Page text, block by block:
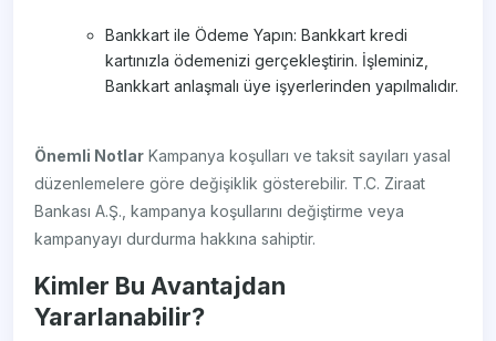
Bankkart ile Ödeme Yapın: Bankkart kredi
kartınızla ödemenizi gerçekleştirin. İşleminiz,
Bankkart anlaşmalı üye işyerlerinden yapılmalıdır.
Önemli Notlar Kampanya koşulları ve taksit sayıları yasal
düzenlemelere göre değişiklik gösterebilir. T.C. Ziraat
Bankası A.Ş., kampanya koşullarını değiştirme veya
kampanyayı durdurma hakkına sahiptir.
Kimler Bu Avantajdan
Yararlanabilir?